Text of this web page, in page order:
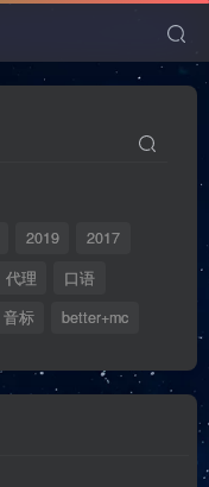
2019
2017
代理
口语
音标 better+mc